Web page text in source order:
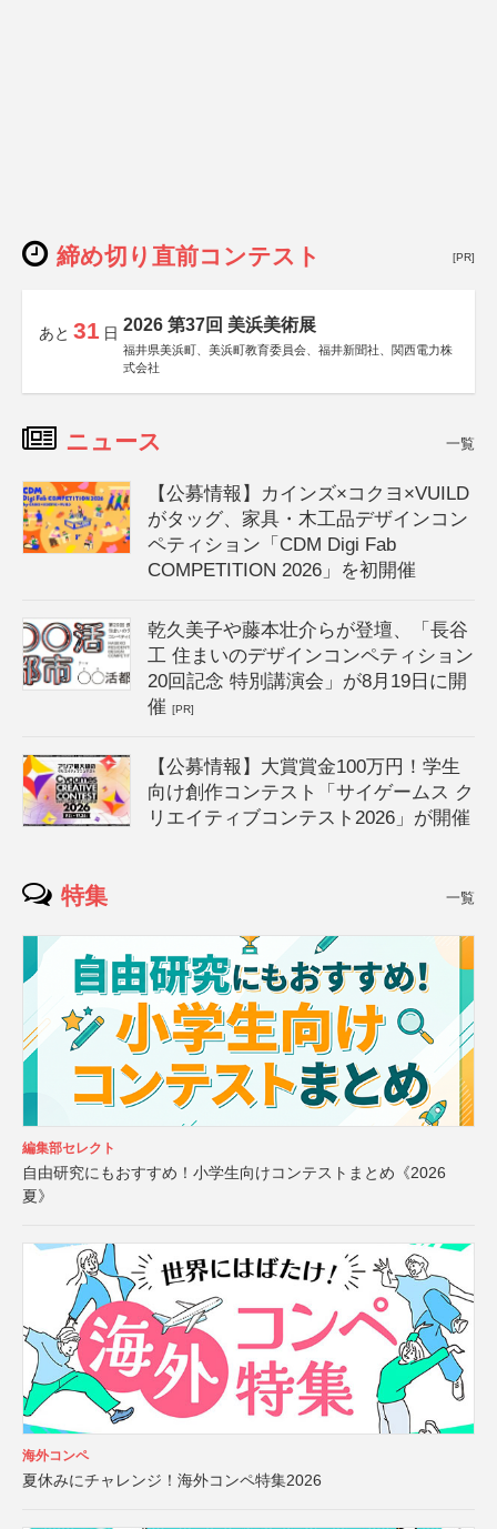
締め切り直前コンテスト [PR]
あと 31 日 2026 第37回 美浜美術展
福井県美浜町、美浜町教育委員会、福井新聞社、関西電力株
式会社
ニュース 一覧
【公募情報】カインズ×コクヨ×VUILD
がタッグ、家具・木工品デザインコン
ペティション「CDM Digi Fab
COMPETITION 2026」を初開催
乾久美子や藤本壮介らが登壇、「長谷
工 住まいのデザインコンペティション
20回記念 特別講演会」が8月19日に開
催[PR]
【公募情報】大賞賞金100万円！学生
向け創作コンテスト「サイゲームス ク
リエイティブコンテスト2026」が開催
特集 一覧
編集部セレクト
自由研究にもおすすめ！小学生向けコンテストまとめ《2026
夏》
海外コンペ
夏休みにチャレンジ！海外コンペ特集2026